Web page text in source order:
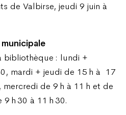
de Valbirse, jeudi 9 juin à
bibliothèque : lundi +
mardi + jeudi de 15 h à 17
mercredi de 9 h à 11 h et de
h 30 à 11 h 30.